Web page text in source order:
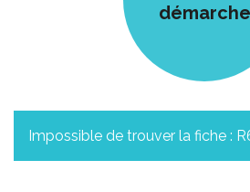
démarche
Impossible de trouver la fiche :